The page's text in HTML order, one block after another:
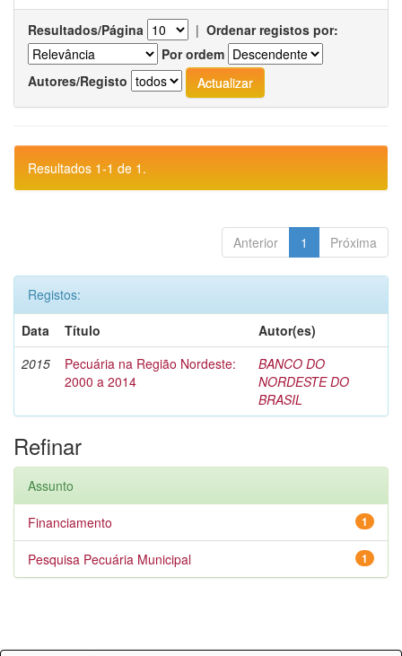
Resultados/Página | Ordenar registos por:
Por ordem
Autores/Registo
Resultados 1-1 de 1.
Anterior 1 Próxima
Registos:
Data
Título
Autor(es)
2015
Pecuária na Região Nordeste:
2000 a 2014
BANCO DO
NORDESTE DO
BRASIL
Refinar
Assunto
1
Financiamento
1
Pesquisa Pecuária Municipal